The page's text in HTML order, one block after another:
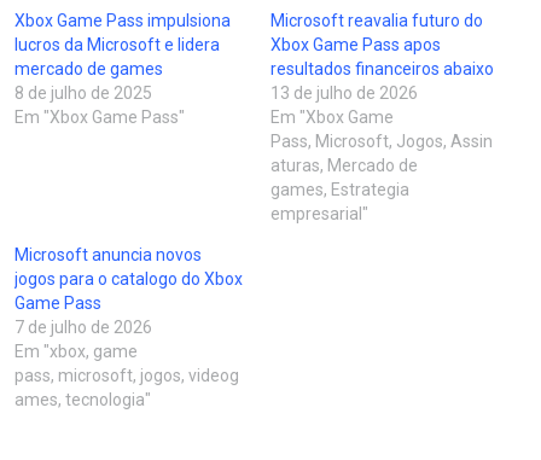
Xbox Game Pass impulsiona
lucros da Microsoft e lidera
mercado de games
8 de julho de 2025
Em "Xbox Game Pass"
Microsoft reavalia futuro do
Xbox Game Pass apos
resultados financeiros abaixo
13 de julho de 2026
Em "Xbox Game
Pass, Microsoft, Jogos, Assin
aturas, Mercado de
games, Estrategia
empresarial"
Microsoft anuncia novos
jogos para o catalogo do Xbox
Game Pass
7 de julho de 2026
Em "xbox, game
pass, microsoft, jogos, videog
ames, tecnologia"